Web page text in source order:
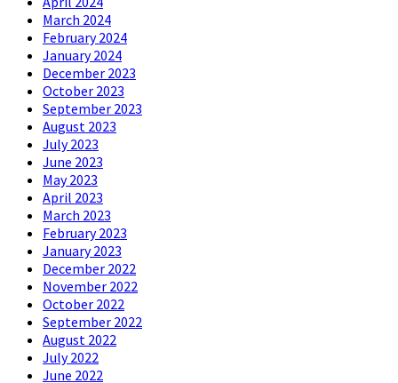
March 2024
February 2024
January 2024
December 2023
October 2023
September 2023
August 2023
July 2023
June 2023
May 2023
April 2023
March 2023
February 2023
January 2023
December 2022
November 2022
October 2022
September 2022
August 2022
July 2022
June 2022